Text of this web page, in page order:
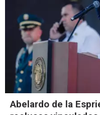
Abelardo de la